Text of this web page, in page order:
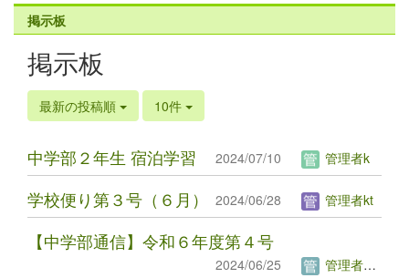
掲示板
掲示板
最新の投稿順 10件
中学部２年生 宿泊学習 2024/07/10 管理者k
学校便り第３号（６月） 2024/06/28 管理者kt
【中学部通信】令和６年度第４号
2024/06/25 管理者kiku